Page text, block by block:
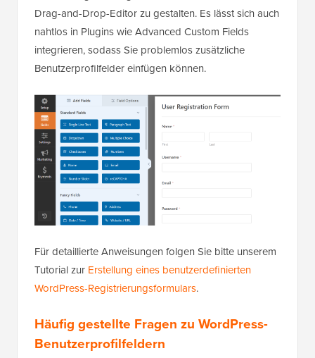
Drag-and-Drop-Editor zu gestalten. Es lässt sich auch
nahtlos in Plugins wie Advanced Custom Fields
integrieren, sodass Sie problemlos zusätzliche
Benutzerprofilfelder einfügen können.
Für detaillierte Anweisungen folgen Sie bitte unserem
Tutorial zur Erstellung eines benutzerdefinierten
WordPress-Registrierungsformulars.
Häufig gestellte Fragen zu WordPress-
Benutzerprofilfeldern